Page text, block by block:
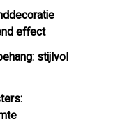
effect
stijlvol